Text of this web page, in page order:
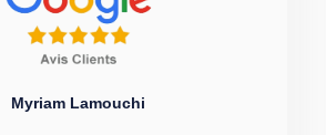
Myriam Lamouchi